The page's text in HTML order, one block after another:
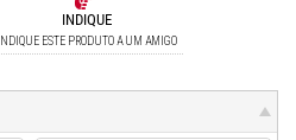
INDIQUE
INDIQUE ESTE PRODUTO A UM AMIGO